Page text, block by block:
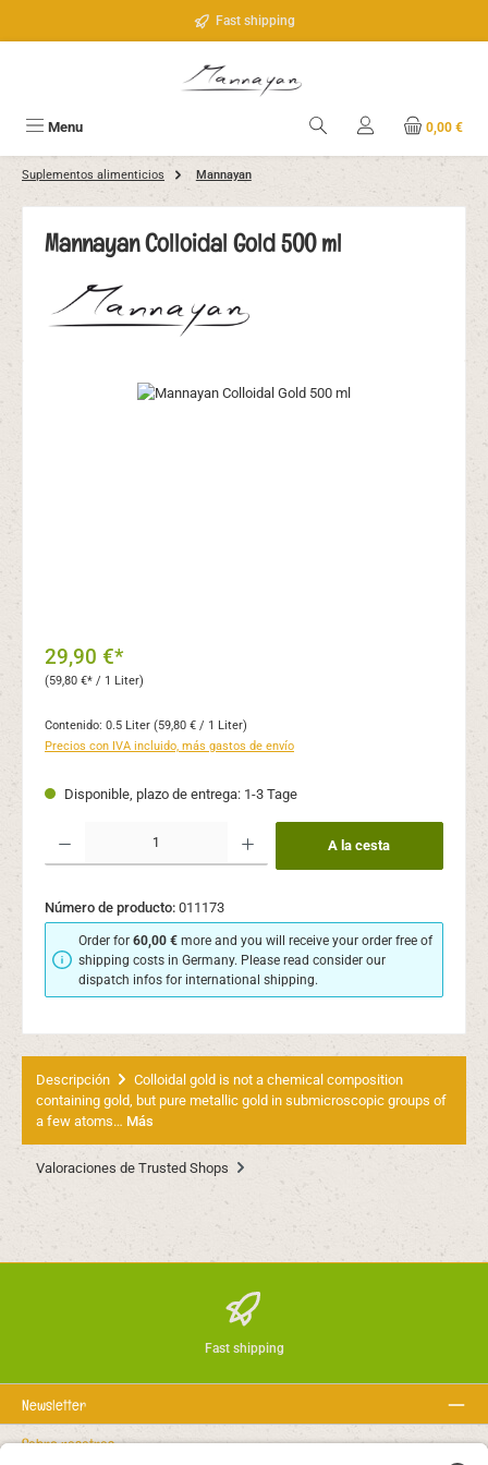
Fast shipping
Menu 0,00 €
Suplementos alimenticios Mannayan
Mannayan Colloidal Gold 500 ml
Omitir galería de imágenes
29,90 €*
(59,80 €* / 1 Liter)
Contenido: 0.5 Liter (59,80 € / 1 Liter)
Precios con IVA incluido, más gastos de envío
Disponible, plazo de entrega: 1-3 Tage
Cantidad del producto: introduce la cantidad deseada o usa los botones para
A la cesta
Número de producto: 011173
Order for60,00 € more and you will receive your order free of
shipping costs in Germany. Please read consider our
dispatch infos for international shipping.
Descripción
Colloidal gold is not a chemical composition
containing gold, but pure metallic gold in submicroscopic groups of
a few atoms… Más
Valoraciones de Trusted Shops
Fast shipping
Newsletter
Sobre nosotros